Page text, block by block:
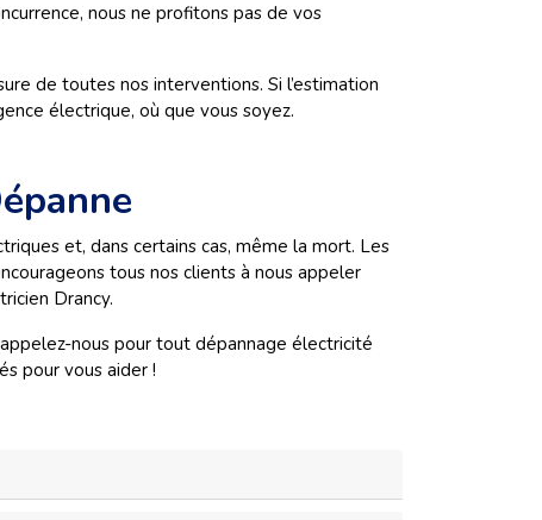
nous ne profitons pas de vos
de toutes nos interventions. Si l’estimation
électrique, où que vous soyez.
et, dans certains cas, même la mort. Les
tous nos clients à nous appeler
Drancy.
nous pour tout dépannage électricité
pour vous aider !